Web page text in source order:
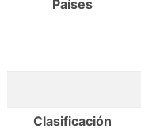
Países
Clasificación